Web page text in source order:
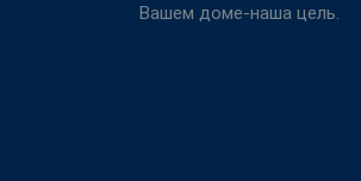
Вашем доме-наша цель.